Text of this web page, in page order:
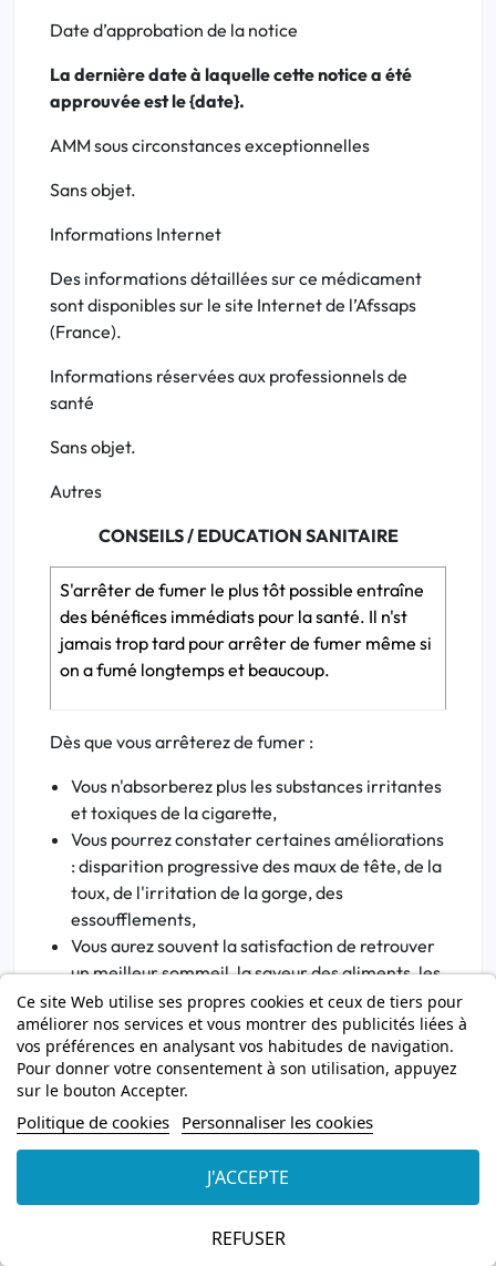
Date d’approbation de la notice
La dernière date à laquelle cette notice a été
approuvée est le {date}.
AMM sous circonstances exceptionnelles
Sans objet.
Informations Internet
Des informations détaillées sur ce médicament
sont disponibles sur le site Internet de l’Afssaps
(France).
Informations réservées aux professionnels de
santé
Sans objet.
Autres
CONSEILS / EDUCATION SANITAIRE
S'arrêter de fumer le plus tôt possible entraîne
des bénéfices immédiats pour la santé. Il n'st
jamais trop tard pour arrêter de fumer même si
on a fumé longtemps et beaucoup.
Dès que vous arrêterez de fumer :
Vous n'absorberez plus les substances irritantes
et toxiques de la cigarette,
Vous pourrez constater certaines améliorations
: disparition progressive des maux de tête, de la
toux, de l'irritation de la gorge, des
essoufflements,
Vous aurez souvent la satisfaction de retrouver
un meilleur sommeil, la saveur des aliments, les
odeurs et d'améliorer vos performances
physiques,
Vous diminuerez vos risques de développer un
cancer du poumon ou une maladie
cardiovasculaire. Par ailleurs, dans les maladies
cardiaques ou artérielles (angine de poitrine,
particulièrement impératif de réussir à arrêter
de fumer.
Ce site Web utilise ses propres cookies et ceux de tiers pour
améliorer nos services et vous montrer des publicités liées à
vos préférences en analysant vos habitudes de navigation.
Pour donner votre consentement à son utilisation, appuyez
sur le bouton Accepter.
Politique de cookies Personnaliser les cookies
REFUSER
J'ACCEPTE